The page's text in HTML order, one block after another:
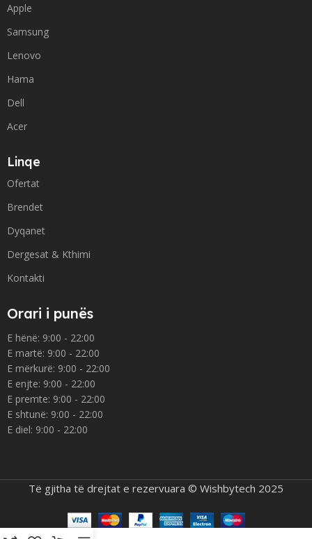
Apple
Samsung
Lenovo
Hama
Dell
Acer
Linqe
Ofertat
Brendet
Dyqanet
Dergesat & Kthimi
Kontakti
Orari i punës
E hënë: 9:00 - 22:00
E martë: 9:00 - 22:00
E mërkurë: 9:00 - 22:00
E enjte: 9:00 - 22:00
E premte: 9:00 - 22:00
E shtunë: 9:00 - 22:00
E diel: 9:00 - 22:00
Të gjitha të drejtat e rezervuara © Wishbytech 2025